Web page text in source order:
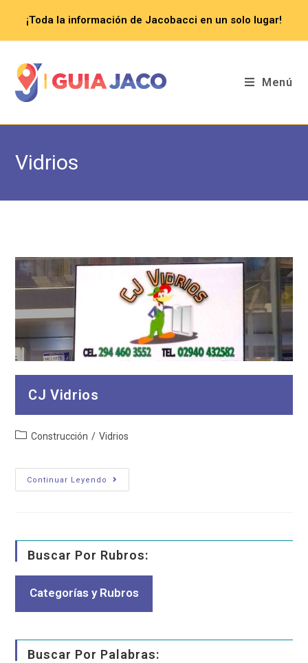
contenido
¡Toda la información de Jacobacci en un solo lugar!
Menú
Vidrios
CJ Vidrios
Categoría
entrada:
Construcción / Vidrios
Continuar Leyendo
CJ
Vidrios
Buscar Por Rubros:
Categorías y Rubros
Buscar Por Palabras: